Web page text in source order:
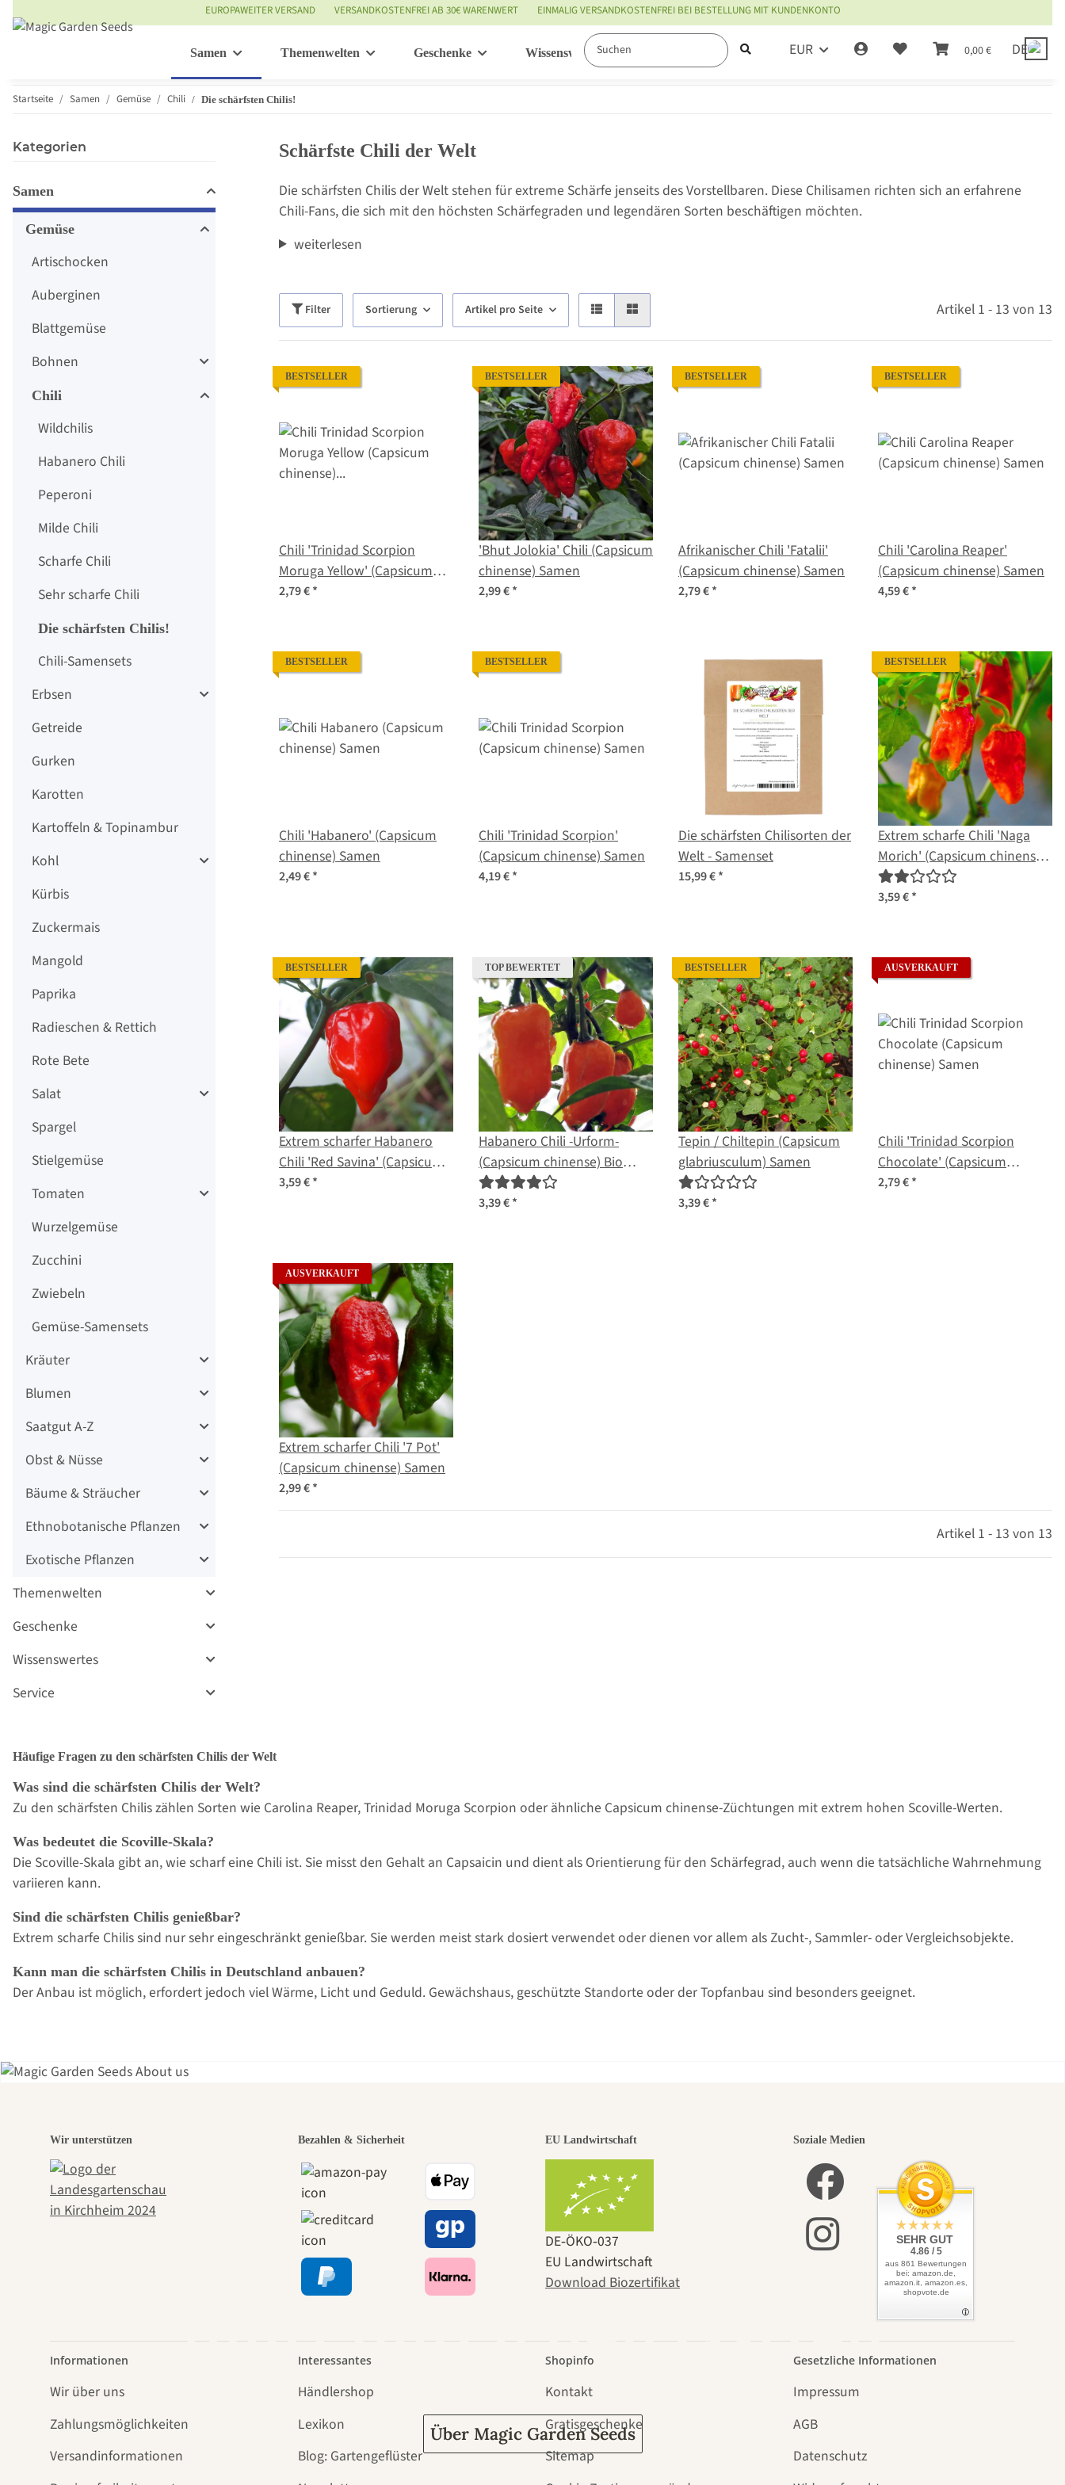
EUROPAWEITER VERSAND VERSANDKOSTENFREI AB 30€ WARENWERT EINMALIG VERSANDKOSTENFREI BEI BESTELLUNG MIT KUNDENKONTO
EUR 0,00 € DE
Samen Themenwelten Geschenke Wissenswertes
Startseite Samen Gemüse Chili Die schärfsten Chilis!
Schärfste Chili der Welt
Die schärfsten Chilis der Welt stehen für extreme Schärfe jenseits des Vorstellbaren. Diese Chilisamen richten sich an erfahrene
Chili-Fans, die sich mit den höchsten Schärfegraden und legendären Sorten beschäftigen möchten.
weiterlesen
Filter Sortierung Artikel pro Seite Artikel 1 - 13 von 13
BESTSELLER
Chili 'Trinidad Scorpion
Moruga Yellow' (Capsicum
chinense) Samen
2,79 €*
BESTSELLER
'Bhut Jolokia' Chili (Capsicum
chinense) Samen
2,99 €*
BESTSELLER
Afrikanischer Chili 'Fatalii'
(Capsicum chinense) Samen
2,79 €*
BESTSELLER
Chili 'Carolina Reaper'
(Capsicum chinense) Samen
4,59 €*
BESTSELLER
Chili 'Habanero' (Capsicum
chinense) Samen
2,49 €*
BESTSELLER
Chili 'Trinidad Scorpion'
(Capsicum chinense) Samen
4,19 €*
Die schärfsten Chilisorten der
Welt - Samenset
15,99 €*
BESTSELLER
Extrem scharfe Chili 'Naga
Morich' (Capsicum chinense)
Samen
3,59 €*
BESTSELLER
Extrem scharfer Habanero
Chili 'Red Savina' (Capsicum
chinense) Samen
3,59 €*
TOP BEWERTET
Habanero Chili -Urform-
(Capsicum chinense) Bio
Saatgut
3,39 €*
BESTSELLER
Tepin / Chiltepin (Capsicum
glabriusculum) Samen
3,39 €*
AUSVERKAUFT
Chili 'Trinidad Scorpion
Chocolate' (Capsicum
chinense) Samen
2,79 €*
AUSVERKAUFT
Extrem scharfer Chili '7 Pot'
(Capsicum chinense) Samen
2,99 €*
Artikel 1 - 13 von 13
Kategorien
Samen
Gemüse
Artischocken
Auberginen
Blattgemüse
Bohnen
Chili
Wildchilis
Habanero Chili
Peperoni
Milde Chili
Scharfe Chili
Sehr scharfe Chili
Die schärfsten Chilis!
Chili-Samensets
Erbsen
Getreide
Gurken
Karotten
Kartoffeln & Topinambur
Kohl
Kürbis
Zuckermais
Mangold
Paprika
Radieschen & Rettich
Rote Bete
Salat
Spargel
Stielgemüse
Tomaten
Wurzelgemüse
Zucchini
Zwiebeln
Gemüse-Samensets
Kräuter
Blumen
Saatgut A-Z
Obst & Nüsse
Bäume & Sträucher
Ethnobotanische Pflanzen
Exotische Pflanzen
Themenwelten
Geschenke
Wissenswertes
Service
Häufige Fragen zu den schärfsten Chilis der Welt
Was sind die schärfsten Chilis der Welt?
Zu den schärfsten Chilis zählen Sorten wie Carolina Reaper, Trinidad Moruga Scorpion oder ähnliche Capsicum chinense-Züchtungen mit extrem hohen Scoville-Werten.
Was bedeutet die Scoville-Skala?
Die Scoville-Skala gibt an, wie scharf eine Chili ist. Sie misst den Gehalt an Capsaicin und dient als Orientierung für den Schärfegrad, auch wenn die tatsächliche Wahrnehmung
variieren kann.
Sind die schärfsten Chilis genießbar?
Extrem scharfe Chilis sind nur sehr eingeschränkt genießbar. Sie werden meist stark dosiert verwendet oder dienen vor allem als Zucht-, Sammler- oder Vergleichsobjekte.
Kann man die schärfsten Chilis in Deutschland anbauen?
Der Anbau ist möglich, erfordert jedoch viel Wärme, Licht und Geduld. Gewächshaus, geschützte Standorte oder der Topfanbau sind besonders geeignet.
Einer der schönsten
Wege zu uns selbst
führt durch den Garten
Über Magic Garden Seeds
Wir unterstützen Bezahlen & Sicherheit EU Landwirtschaft
DE‑ÖKO‑037
EU Landwirtschaft
Download Biozertifikat
Soziale Medien
SEHR GUT
4.86 / 5
aus 861 Bewertungen
bei: amazon.de,
amazon.it, amazon.es,
shopvote.de
Informationen
Wir über uns
Zahlungsmöglichkeiten
Versandinformationen
Interessantes
Händlershop
Lexikon
Blog: Gartengeflüster
Shopinfo
Kontakt
Gratisgeschenke
Sitemap
Gesetzliche Informationen
Impressum
AGB
Datenschutz